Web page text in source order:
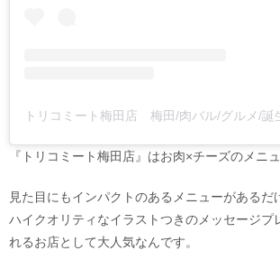
『トリコミート梅田店』はお肉×チーズのメニ
見た目にもインパクトのあるメニューがあるだ
ハイクオリティなイラストつきのメッセージプ
れるお店として大人気なんです。